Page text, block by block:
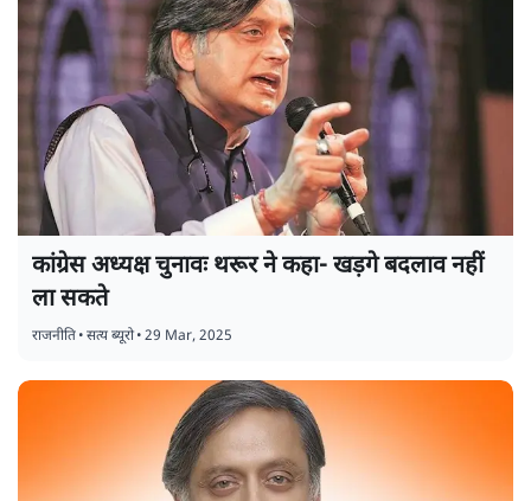
कांग्रेस अध्यक्ष चुनावः थरूर ने कहा- खड़गे बदलाव नहीं
ला सकते
राजनीति•सत्य ब्यूरो•29 Mar, 2025